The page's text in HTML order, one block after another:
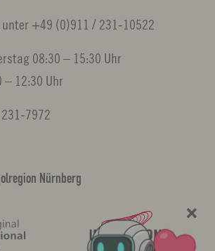
unter +49 (0)911 / 231-10522
08:30 – 15:30 Uhr
– 12:30 Uhr
7972
Nürnberg